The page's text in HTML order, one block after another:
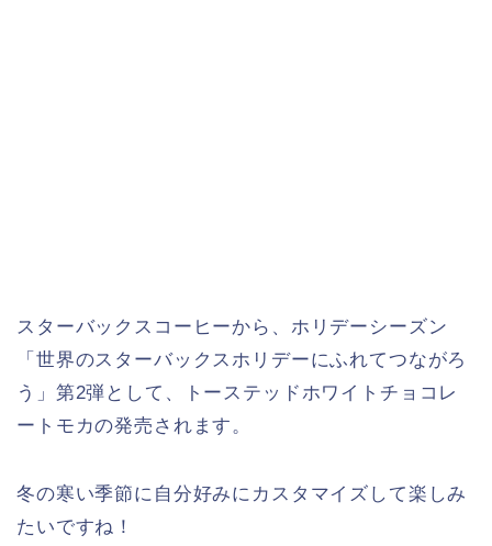
スターバックスコーヒーから、ホリデーシーズン
「世界のスターバックスホリデーにふれてつながろ
う」第2弾として、トーステッドホワイトチョコレ
ートモカの発売されます。
冬の寒い季節に自分好みにカスタマイズして楽しみ
たいですね！